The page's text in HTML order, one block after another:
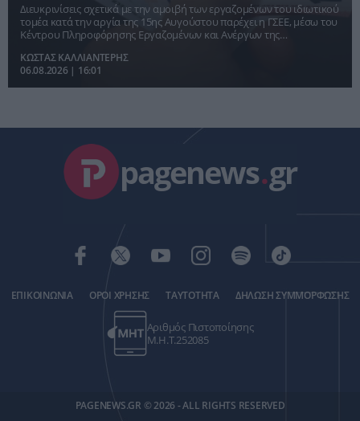
Διευκρινίσεις σχετικά με την αμοιβή των εργαζομένων του ιδιωτικού
τομέα κατά την αργία της 15ης Αυγούστου παρέχει η ΓΣΕΕ, μέσω του
Κέντρου Πληροφόρησης Εργαζομένων και Ανέργων της
ΚΩΣΤΑΣ ΚΑΛΛΙΑΝΤΕΡΗΣ
06.08.2026 | 16:01
pagenews.gr
ΕΠΙΚΟΙΝΩΝΙΑ ΟΡΟΙ ΧΡΗΣΗΣ ΤΑΥΤΟΤΗΤΑ ΔΗΛΩΣΗ ΣΥΜΜΟΡΦΩΣΗΣ
Αριθμός Πιστοποίησης
Μ.Η.Τ.252085
PAGENEWS.GR © 2026 - ALL RIGHTS RESERVED